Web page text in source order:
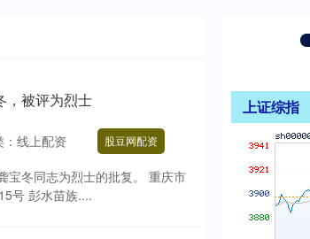
，被评为烈士
线上配资 股豆网配资
宝冬同志为烈士的批复。 重庆市
号 彭水苗族....
上证综指